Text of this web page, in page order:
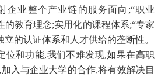
企业整个产业链的服务面向;“职业
的教育理念;实用化的课程体系;“专家
的认证体系和人才供给的垄断性。
位和功能,我们不难发现,如果在高职
入与企业大学的合作,将有效解决目